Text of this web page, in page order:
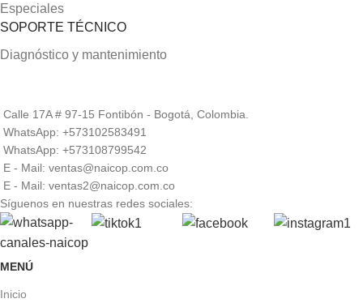
Especiales
SOPORTE TÉCNICO
Diagnóstico y mantenimiento
Calle 17A # 97-15 Fontibón - Bogotá, Colombia.
WhatsApp: +573102583491
WhatsApp: +573108799542
E - Mail: ventas@naicop.com.co
E - Mail: ventas2@naicop.com.co
Síguenos en nuestras redes sociales:
MENÚ
Inicio